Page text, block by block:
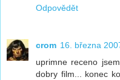
Odpovědět
crom 16. března
uprimne receno
dobry film... konec